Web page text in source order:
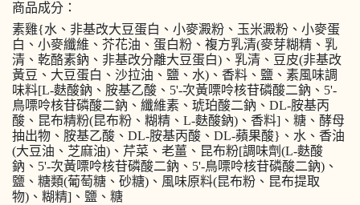
商品成分：
素雞{水、非基改大豆蛋白、小麥澱粉、玉米澱粉、小麥蛋
白、小麥纖維、芥花油、蛋白粉、複方乳清(麥芽糊精、乳
清、乾酪素鈉、非基改分離大豆蛋白)、乳清、豆皮(非基改
黃豆、大豆蛋白、沙拉油、鹽、水)、香料、鹽、素風味調
味料[L-麩酸鈉、胺基乙酸、5'-次黃嘌呤核苷磷酸二鈉、5'-
鳥嘌呤核苷磷酸二鈉、纖維素、琥珀酸二鈉、DL-胺基丙
酸、昆布精粉(昆布粉、糊精、L-麩酸鈉)、香料]、糖、酵母
抽出物、胺基乙酸、DL-胺基丙酸、DL-蘋果酸}、水、香油
(大豆油、芝麻油)、芹菜、老薑、昆布粉[調味劑(L-麩酸
鈉、5'-次黃嘌呤核苷磷酸二鈉、5'-鳥嘌呤核苷磷酸二鈉)、
鹽、糖類(葡萄糖、砂糖)、風味原料(昆布粉、昆布提取
物)、糊精]、鹽、糖